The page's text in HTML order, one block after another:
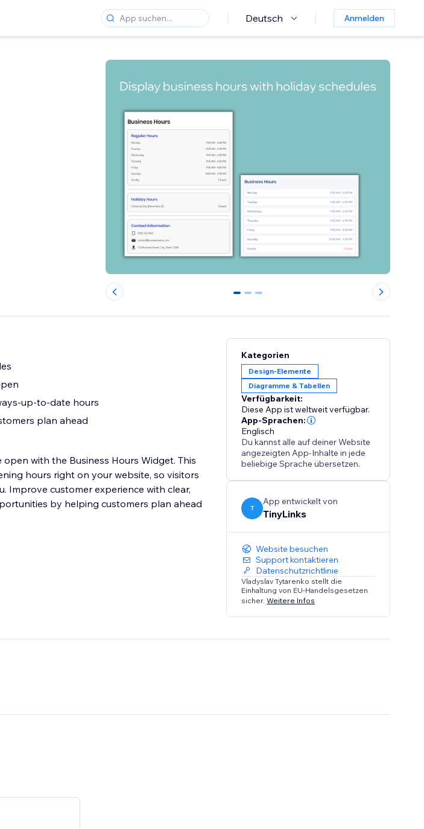
Deutsch Anmelden
0 1 2
up-to-date hours
plan ahead
with the Business Hours Widget. This
hours right on your website, so visitors
Improve customer experience with clear,
by helping customers plan ahead
Kategorien
Design-Elemente
Diagramme & Tabellen
Verfügbarkeit:
Diese App ist weltweit verfügbar.
App-Sprachen:
Englisch
Du kannst alle auf deiner Website
angezeigten App-Inhalte in jede
beliebige Sprache übersetzen.
T
App entwickelt von
TinyLinks
Website besuchen
Support kontaktieren
Datenschutzrichtlinie
Vladyslav Tytarenko stellt die
Einhaltung von EU-Handelsgesetzen
sicher.Weitere Infos